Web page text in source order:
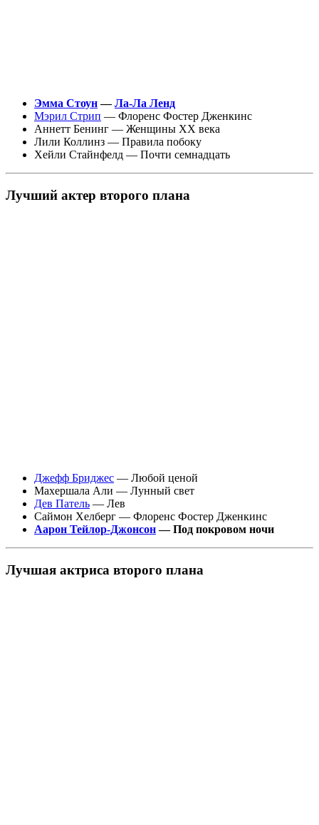
Эмма Стоун—Ла-Ла Ленд
Мэрил Стрип — Флоренс Фостер Дженкинс
Аннетт Бенинг — Женщины XX века
Лили Коллинз — Правила побоку
Хейли Стайнфелд — Почти семнадцать
Лучший актер второго плана
Джефф Бриджес — Любой ценой
Махершала Али — Лунный свет
Дев Патель — Лев
Саймон Хелберг — Флоренс Фостер Дженкинс
Аарон Тейлор-Джонсон— Под покровом ночи
Лучшая актриса второго плана